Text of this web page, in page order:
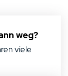
weg?
viele